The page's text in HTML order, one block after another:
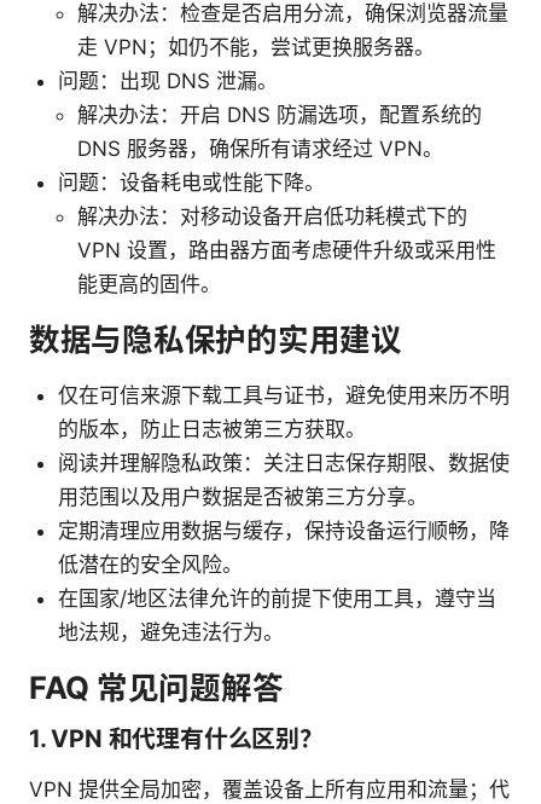
解决办法：检查是否启用分流，确保浏览器流量
走 VPN；如仍不能，尝试更换服务器。
问题：出现 DNS 泄漏。
解决办法：开启 DNS 防漏选项，配置系统的
DNS 服务器，确保所有请求经过 VPN。
问题：设备耗电或性能下降。
解决办法：对移动设备开启低功耗模式下的
VPN 设置，路由器方面考虑硬件升级或采用性
能更高的固件。
数据与隐私保护的实用建议
仅在可信来源下载工具与证书，避免使用来历不明
的版本，防止日志被第三方获取。
阅读并理解隐私政策：关注日志保存期限、数据使
用范围以及用户数据是否被第三方分享。
定期清理应用数据与缓存，保持设备运行顺畅，降
低潜在的安全风险。
在国家/地区法律允许的前提下使用工具，遵守当
地法规，避免违法行为。
FAQ 常见问题解答
1. VPN 和代理有什么区别？
VPN 提供全局加密，覆盖设备上所有应用和流量；代